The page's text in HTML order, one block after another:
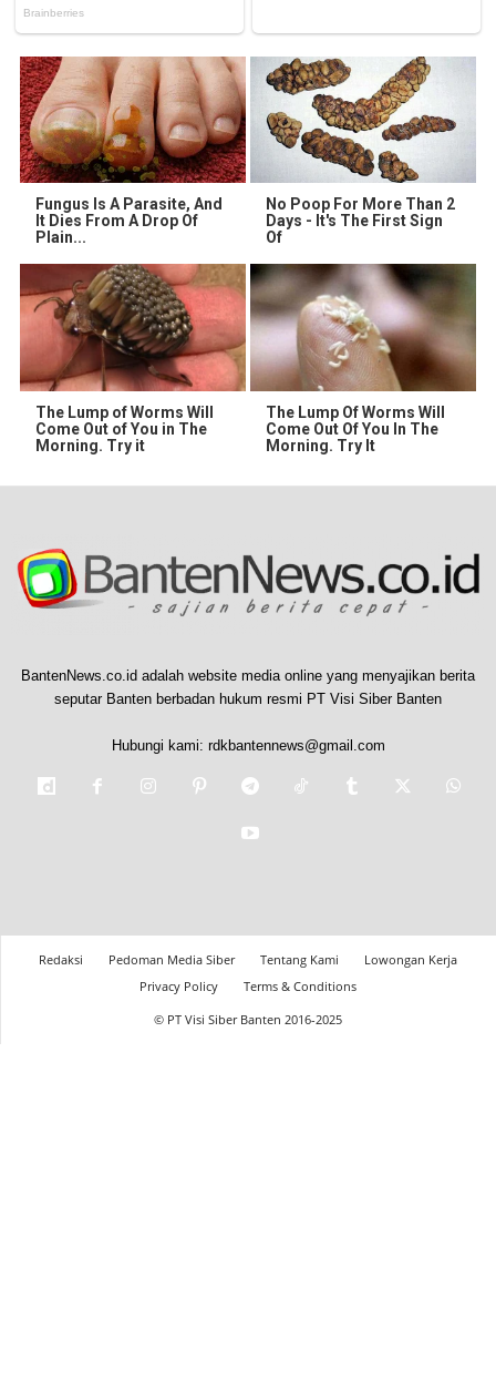
Fungus Is A Parasite, And
It Dies From A Drop Of
Plain...
No Poop For More Than 2
Days - It's The First Sign
Of
The Lump of Worms Will
Come Out of You in The
Morning. Try it
The Lump Of Worms Will
Come Out Of You In The
Morning. Try It
BantenNews.co.id adalah website media online yang menyajikan berita
seputar Banten berbadan hukum resmi PT Visi Siber Banten
Hubungi kami: rdkbantennews@gmail.com
Redaksi Pedoman Media Siber Tentang Kami
Lowongan Kerja
Privacy Policy
Terms & Conditions
© PT Visi Siber Banten 2016-2025